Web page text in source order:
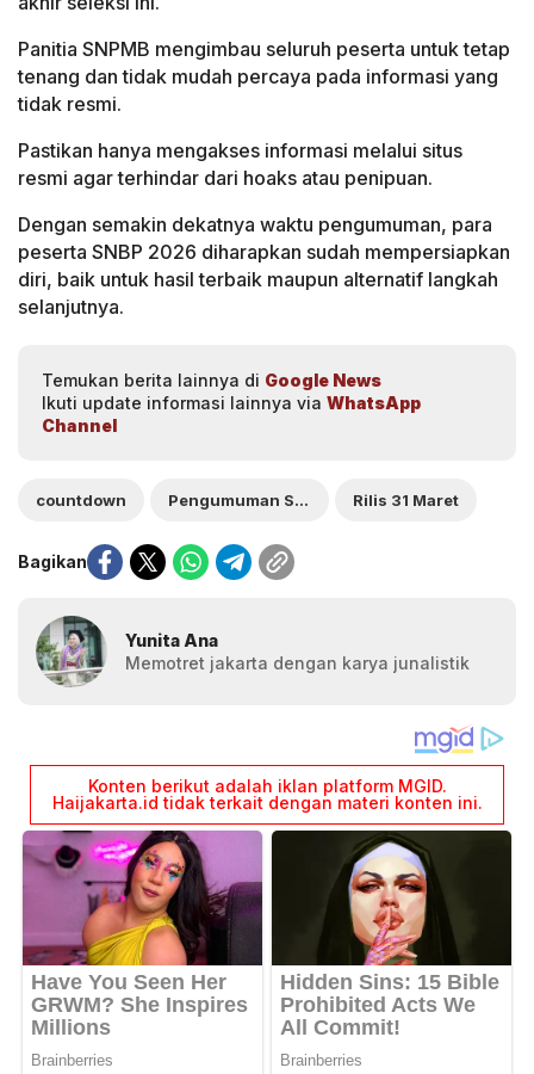
Panitia SNPMB mengimbau seluruh peserta untuk tetap
tenang dan tidak mudah percaya pada informasi yang
tidak resmi.
Pastikan hanya mengakses informasi melalui situs
resmi agar terhindar dari hoaks atau penipuan.
Dengan semakin dekatnya waktu pengumuman, para
peserta SNBP 2026 diharapkan sudah mempersiapkan
diri, baik untuk hasil terbaik maupun alternatif langkah
selanjutnya.
Temukan berita lainnya di Google News
Ikuti update informasi lainnya via WhatsApp
Channel
countdown Pengumuman SNBP 2026 Rilis 31 Maret
Bagikan
Yunita Ana
Memotret jakarta dengan karya junalistik